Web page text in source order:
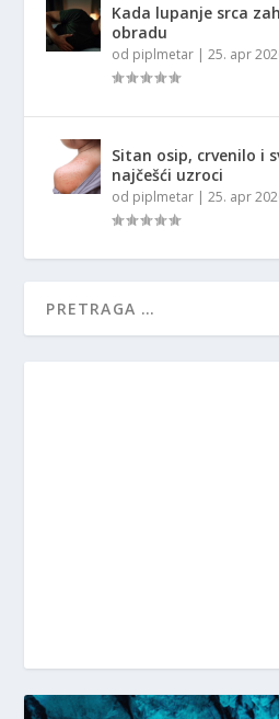
Kada lupanje srca
obradu
od piplmetar |25. apr
Sitan osip, crvenilo i
najčešći uzroci
od piplmetar |25. apr